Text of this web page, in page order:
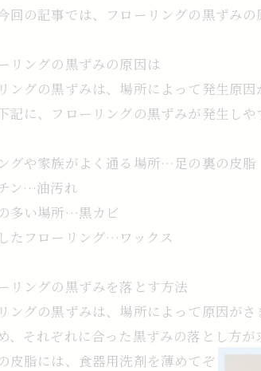
回の記事では、フローリングの黒ずみの
リングの黒ずみの原因は
ングの黒ずみは、場所によって発生原因
記に、フローリングの黒ずみが発生しや
グや家族がよく通る場所…足の裏の皮脂
ン…油汚れ
多い場所…黒カビ
たフローリング…ワックス
リングの黒ずみを落とす方法
ングの黒ずみは、場所によって原因がさ
、それぞれに合った黒ずみの落とし方が
皮脂には、食器用洗剤を薄めてぞうき